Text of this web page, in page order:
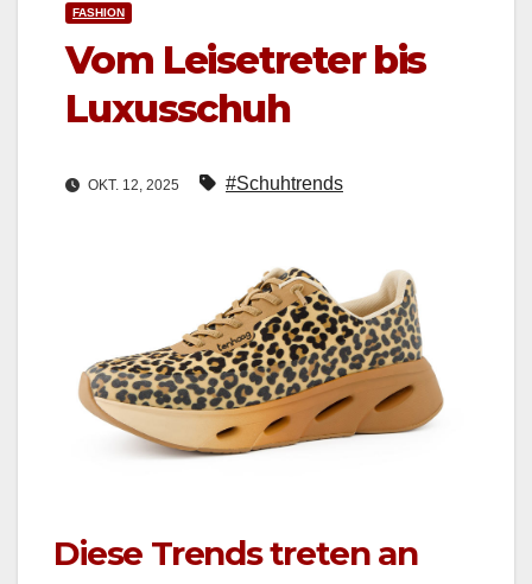
FASHION
Vom Leisetreter bis
Luxusschuh
OKT. 12, 2025 #Schuhtrends
Diese Trends treten an